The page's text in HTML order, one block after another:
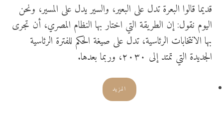
قديما قالوا البعرة تدل على البعير، والسير يدل على المسير، ونحن
اليوم نقول: إن الطريقة التي اختار بها النظام المصري، أن تجرى
بها الانتخابات الرئاسية، تدل على صيغة الحكم للفترة الرئاسية
الجديدة التي تمتد إلى ٢٠٣٠، وربما بعدها.
المزيد